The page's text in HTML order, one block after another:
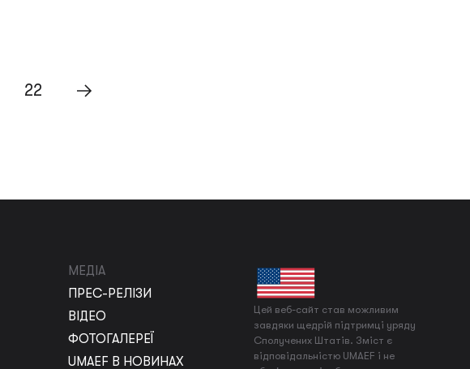
22
МЕДІА
ПРЕС-РЕЛІЗИ
ВІДЕО
ФОТОГАЛЕРЕЇ
UMAEF В НОВИНАХ
Цей веб-сайт став можливим
завдяки щедрій підтримці уряду
Сполучених Штатів. Зміст є
відповідальністю UMAEF і не